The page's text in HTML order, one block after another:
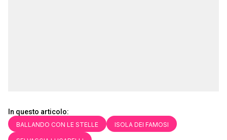
In questo articolo:
BALLANDO CON LE STELLE ISOLA DEI FAMOSI